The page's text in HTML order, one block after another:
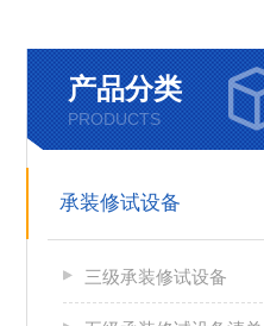
产品分类
PRODUCTS
承装修试设备
三级承装修试设备